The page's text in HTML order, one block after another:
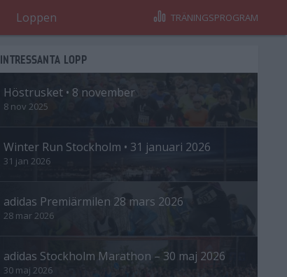
Loppen TRÄNINGSPROGRAM
INTRESSANTA LOPP
Höstrusket • 8 november
8 nov 2025
Winter Run Stockholm • 31 januari 2026
31 jan 2026
adidas Premiärmilen 28 mars 2026
28 mar 2026
adidas Stockholm Marathon – 30 maj 2026
30 maj 2026